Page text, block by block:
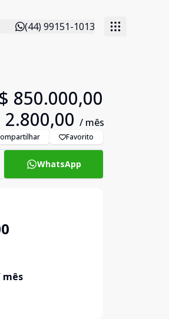
(44) 99151-1013
850.000,00
2.800,00 / mês
Favorito
WhatsApp
mês